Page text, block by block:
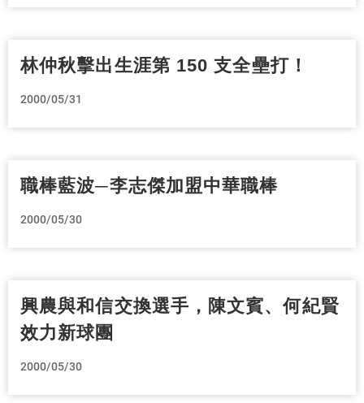
林仲秋擊出生涯第 150 支全壘打！
2000/05/31
職棒藍波─李志傑加盟中華職棒
2000/05/30
興農與和信交換選手，陳文賓、何紀賢
效力新球團
2000/05/30